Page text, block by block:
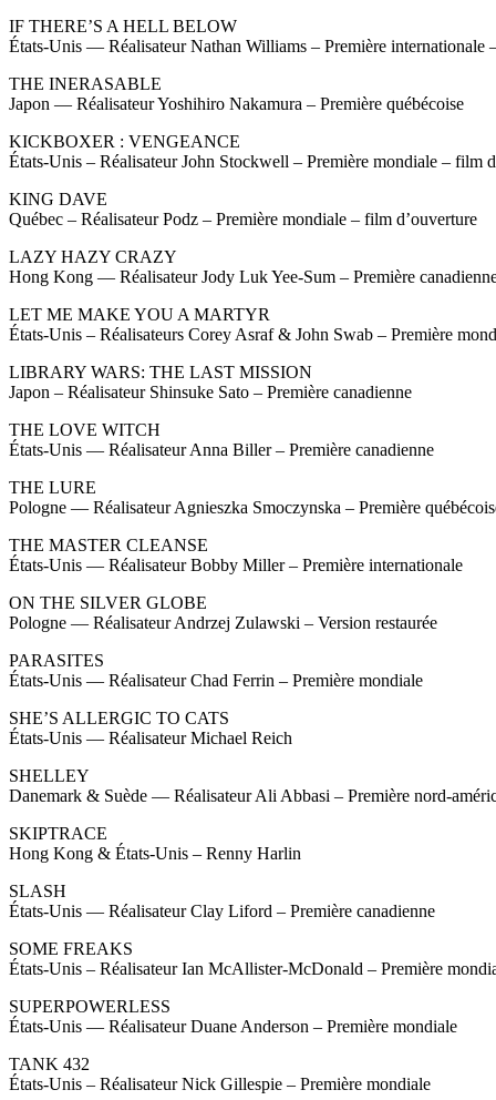
IF THERE’S A HELL BELOW
États-Unis — Réalisateur Nathan Williams – Première internationale
THE INERASABLE
Japon — Réalisateur Yoshihiro Nakamura – Première québécoise
KICKBOXER : VENGEANCE
États-Unis – Réalisateur John Stockwell – Première mondiale – film
KING DAVE
Québec – Réalisateur Podz – Première mondiale – film d’ouverture
LAZY HAZY CRAZY
Hong Kong — Réalisateur Jody Luk Yee-Sum – Première
LET ME MAKE YOU A MARTYR
États-Unis – Réalisateurs Corey Asraf & John Swab – Première
LIBRARY WARS: THE LAST MISSION
Japon – Réalisateur Shinsuke Sato – Première canadienne
THE LOVE WITCH
États-Unis — Réalisateur Anna Biller – Première canadienne
THE LURE
Pologne — Réalisateur Agnieszka Smoczynska – Première
THE MASTER CLEANSE
États-Unis — Réalisateur Bobby Miller – Première internationale
ON THE SILVER GLOBE
Pologne — Réalisateur Andrzej Zulawski – Version restaurée
PARASITES
États-Unis — Réalisateur Chad Ferrin – Première mondiale
SHE’S ALLERGIC TO CATS
États-Unis — Réalisateur Michael Reich
SHELLEY
Danemark & Suède — Réalisateur Ali Abbasi – Première nord-
SKIPTRACE
Hong Kong & États-Unis – Renny Harlin
SLASH
États-Unis — Réalisateur Clay Liford – Première canadienne
SOME FREAKS
États-Unis – Réalisateur Ian McAllister-McDonald – Première
SUPERPOWERLESS
États-Unis — Réalisateur Duane Anderson – Première mondiale
TANK 432
États-Unis – Réalisateur Nick Gillespie – Première mondiale